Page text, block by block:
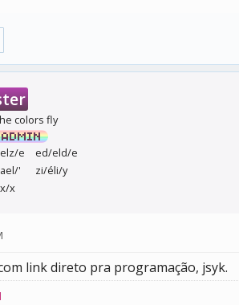
colors fly
e
ed/eld/e
'
zi/éli/y
x
link direto pra programação, jsyk.